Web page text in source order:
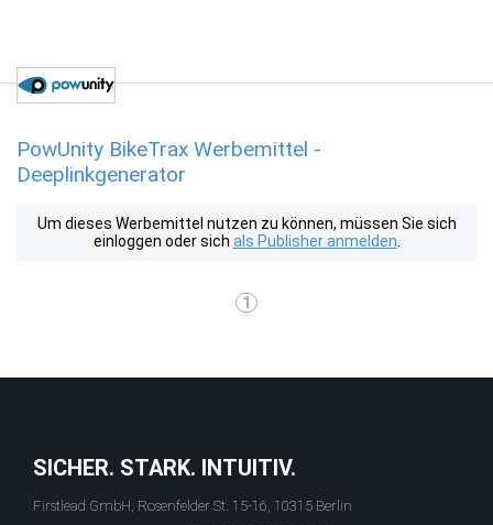
PowUnity BikeTrax Werbemittel -
Deeplinkgenerator
Um dieses Werbemittel nutzen zu können, müssen Sie sich
einloggen oder sich als Publisher anmelden
1
SICHER. STARK. INTUITIV.
Firstlead GmbH, Rosenfelder St. 15-16, 10315 Berlin